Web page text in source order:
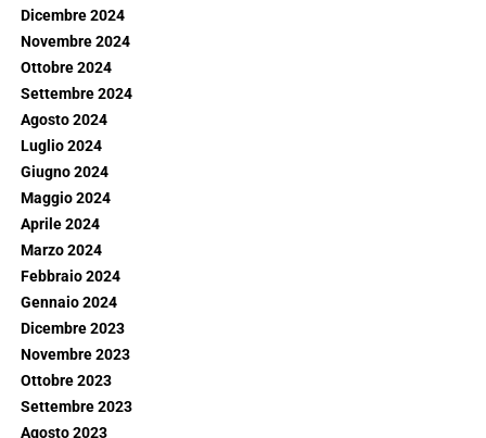
Dicembre 2024
Novembre 2024
Ottobre 2024
Settembre 2024
Agosto 2024
Luglio 2024
Giugno 2024
Maggio 2024
Aprile 2024
Marzo 2024
Febbraio 2024
Gennaio 2024
Dicembre 2023
Novembre 2023
Ottobre 2023
Settembre 2023
Agosto 2023